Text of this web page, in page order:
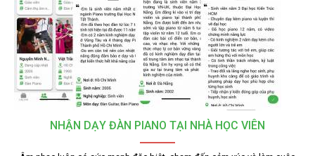
NHẬN DẠY ĐÀN PIANO TẠI NHÀ HỌC VIÊN